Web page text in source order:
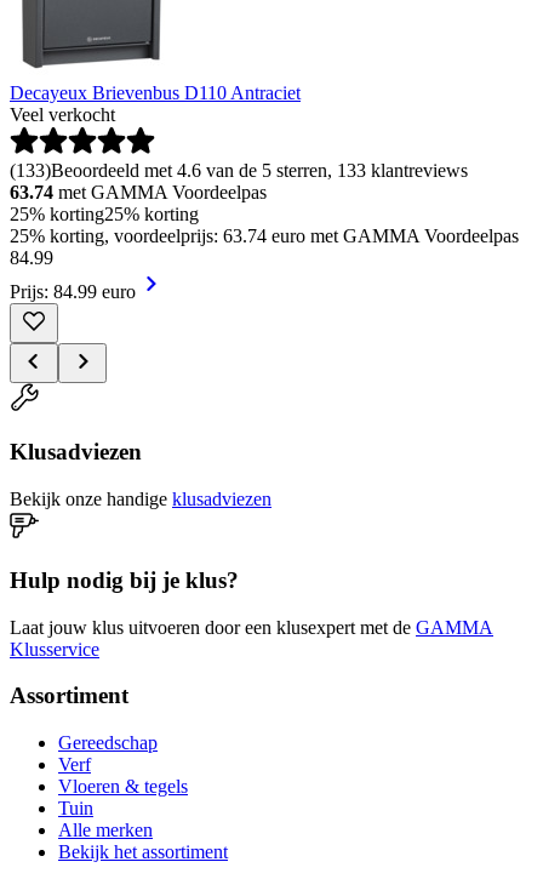
Decayeux Brievenbus D110 Antraciet
Veel verkocht
(133)Beoordeeld met 4.6 van de 5 sterren, 133 klantreviews
63.74 met GAMMA Voordeelpas
25% korting25% korting
25% korting, voordeelprijs: 63.74 euro met GAMMA Voordeelpas
84.99
Prijs: 84.99 euro
Klusadviezen
Bekijk onze handige klusadviezen
Hulp nodig bij je klus?
Laat jouw klus uitvoeren door een klusexpert met de GAMMA
Klusservice
Assortiment
Gereedschap
Verf
Vloeren & tegels
Tuin
Alle merken
Bekijk het assortiment